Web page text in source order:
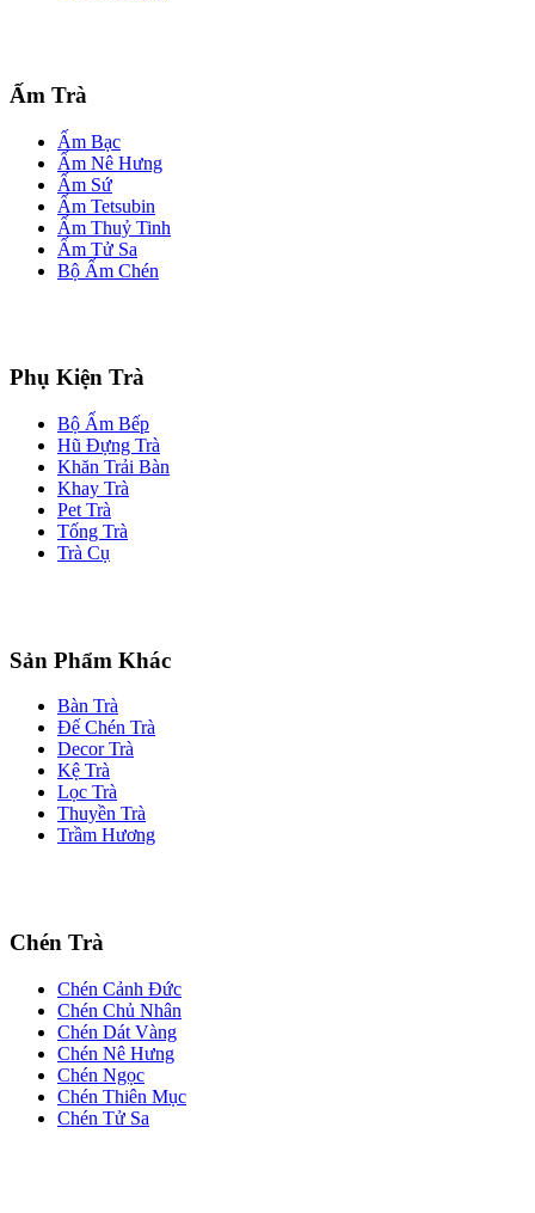
Ấm Trà
Ấm Bạc
Ấm Nê Hưng
Ấm Sứ
Ấm Tetsubin
Ấm Thuỷ Tinh
Ấm Tử Sa
Bộ Ấm Chén
Phụ Kiện Trà
Bộ Ấm Bếp
Hũ Đựng Trà
Khăn Trải Bàn
Khay Trà
Pet Trà
Tống Trà
Trà Cụ
Sản Phẩm Khác
Bàn Trà
Đế Chén Trà
Decor Trà
Kệ Trà
Lọc Trà
Thuyền Trà
Trầm Hương
Chén Trà
Chén Cảnh Đức
Chén Chủ Nhân
Chén Dát Vàng
Chén Nê Hưng
Chén Ngọc
Chén Thiên Mục
Chén Tử Sa